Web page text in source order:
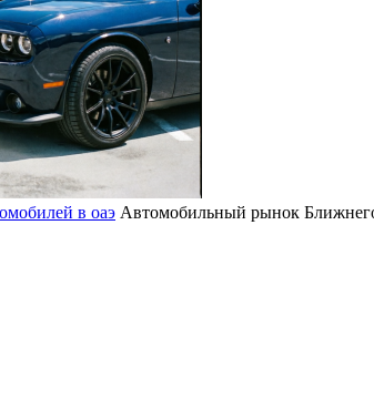
в оаэ Автомобильный рынок